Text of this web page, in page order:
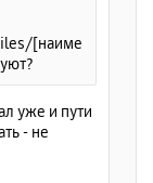
[наиме
уже и пути
- не